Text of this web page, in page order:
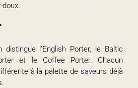
doux.
l’English Porter, le Baltic
et le Coffee Porter. Chacun
à la palette de saveurs déjà